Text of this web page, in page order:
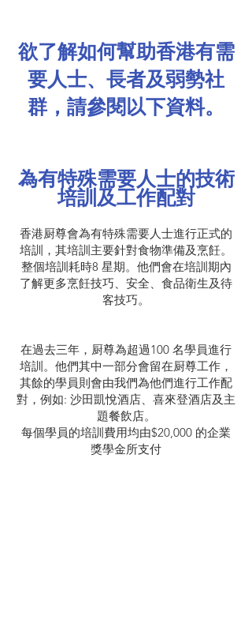
欲了解如何幫助香港有需
要人士、長者及弱勢社
群，請參閱以下資料。
為有特殊需要人士的技術
培訓及工作配對
香港厨尊會為有特殊需要人士進行正式的
培訓，其培訓主要針對食物準備及烹飪。
整個培訓耗時8 星期。他們會在培訓期內
了解更多烹飪技巧、安全、食品衛生及待
客技巧。
在過去三年，厨尊為超過100 名學員進行
培訓。他們其中一部分會留在厨尊工作，
其餘的學員則會由我們為他們進行工作配
對，例如: 沙田凱悅酒店、喜來登酒店及主
題餐飲店。
每個學員的培訓費用均由$20,000 的企業
獎學金所支付